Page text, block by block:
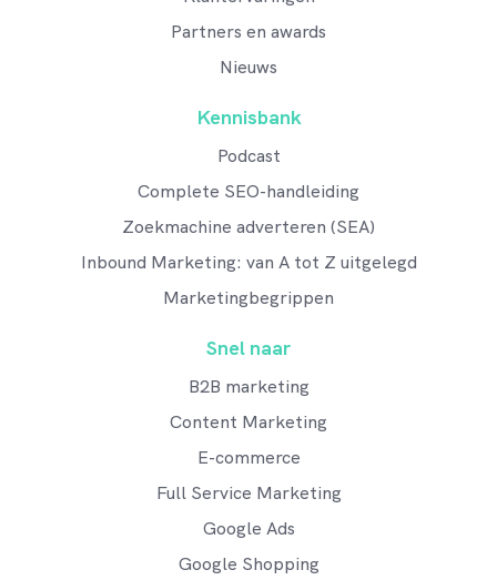
Partners en awards
Nieuws
Kennisbank
Podcast
Complete SEO-handleiding
Zoekmachine adverteren (SEA)
Inbound Marketing: van A tot Z uitgelegd
Marketingbegrippen
Snel naar
B2B marketing
Content Marketing
E-commerce
Full Service Marketing
Google Ads
Google Shopping